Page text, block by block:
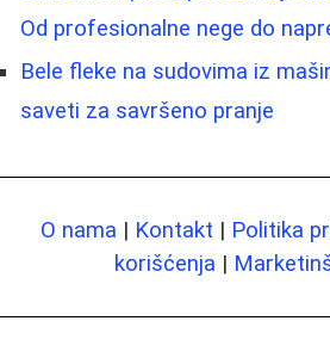
Od profesionalne nege do
Bele fleke na sudovima iz
saveti za savršeno pranje
O nama | Kontakt | Politika
korišćenja |